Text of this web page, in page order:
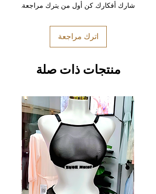
شارك أفكارك. كن أول من يترك مراجعة.
اترك مراجعة
منتجات ذات صلة